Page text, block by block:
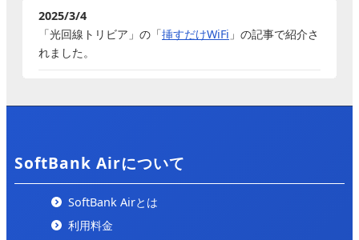
2025/3/4
「光回線トリビア」の「挿すだけWiFi 」の記事で紹介さ
れました。
「ALL CONNECT MAGAZINE」の「ソフトバンクエア
2025/2/5
記事で紹介されました。
2025/1/26
SoftBank Airについて
SoftBank Airとは
利用料金